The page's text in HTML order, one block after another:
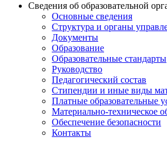
Сведения об образовательной
Основные сведения
Структура и органы
Документы
Образование
Образовательные стандарты
Руководство
Педагогический состав
Стипендии и иные виды
Платные образовательные
Материально-техническое
Обеспечение безопасности
Контакты